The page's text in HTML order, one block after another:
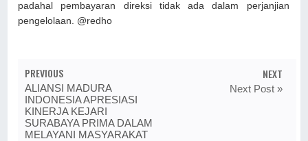
padahal pembayaran direksi tidak ada dalam perjanjian
pengelolaan. @redho
PREVIOUS
ALIANSI MADURA
INDONESIA APRESIASI
KINERJA KEJARI
SURABAYA PRIMA DALAM
MELAYANI MASYARAKAT
NEXT
Next Post »